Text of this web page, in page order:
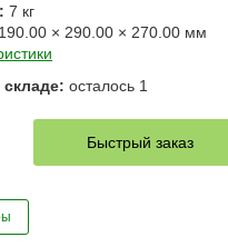
7 кг
× 290.00 × 270.00 мм
осталось 1
Быстрый заказ